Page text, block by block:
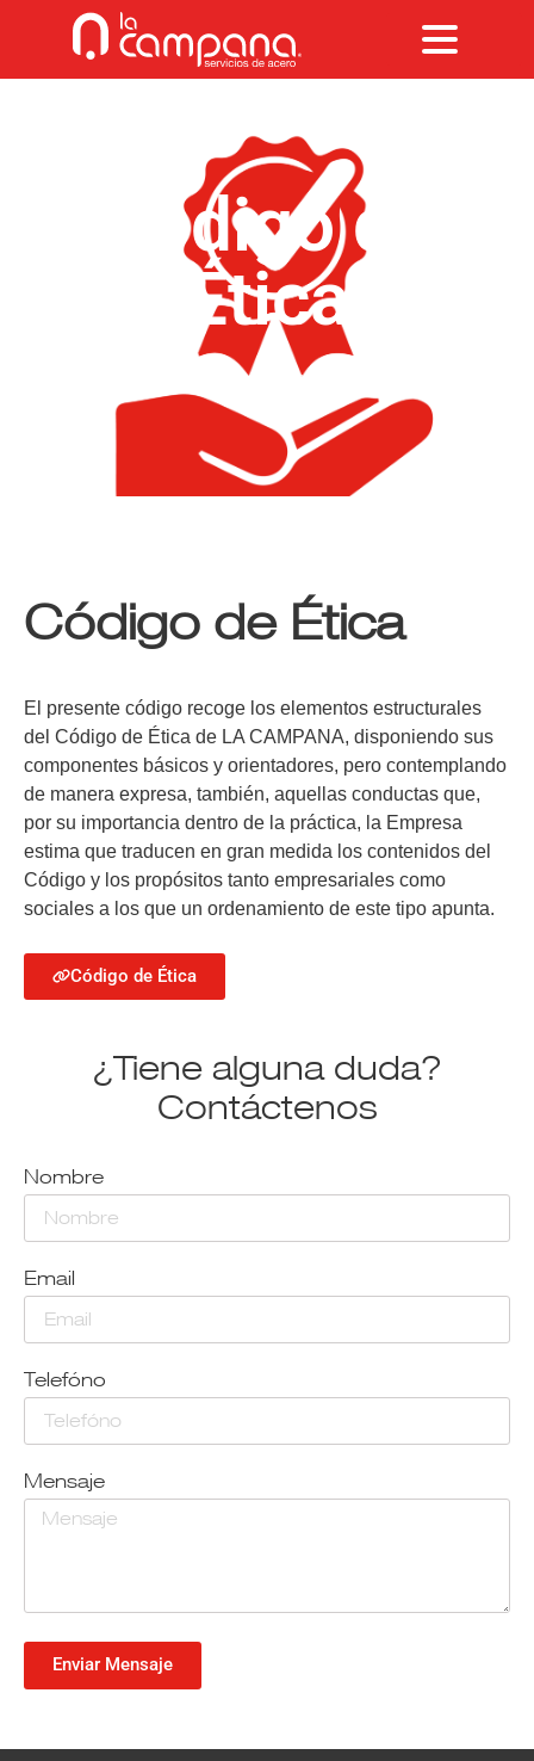
Código de
Ética
La Campana Servicios de Acero S.A. >
Código de Ética
El presente código recoge los elementos estructurales
del Código de Ética de LA CAMPANA, disponiendo sus
componentes básicos y orientadores, pero contemplando
de manera expresa, también, aquellas conductas que,
por su importancia dentro de la práctica, la Empresa
estima que traducen en gran medida los contenidos del
Código y los propósitos tanto empresariales como
sociales a los que un ordenamiento de este tipo apunta.
Código de Ética
¿Tiene alguna duda?
Contáctenos
Nombre
Email
Telefóno
Mensaje
Enviar Mensaje